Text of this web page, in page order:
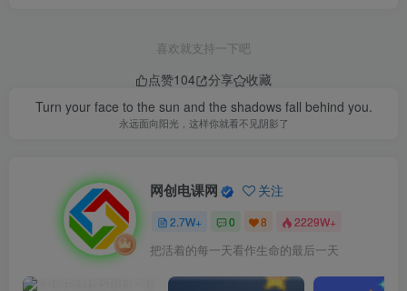
喜欢就支持一下吧
点赞104 分享
收藏
Turn your face to the sun and the shadows fall behind you.
永远面向阳光，这样你就看不见阴影了
网创电课网 关注
2.7W+ 0 8 2229W+
把活着的每一天看作生命的最后一天